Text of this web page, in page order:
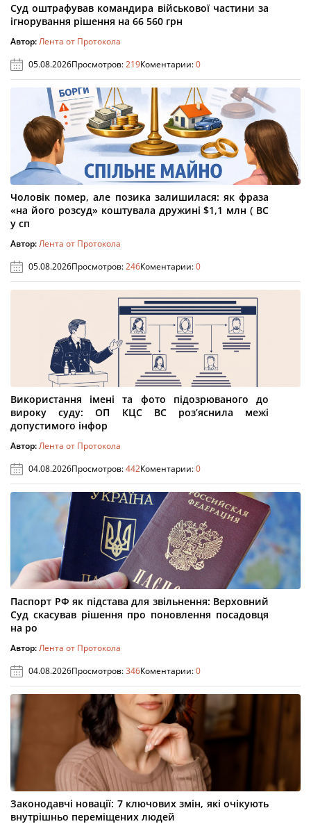
Суд оштрафував командира військової частини за
ігнорування рішення на 66 560 грн
Автор:Лента от Протокола
05.08.2026Просмотров:219Коментарии:0
Чоловік помер, але позика залишилася: як фраза
«на його розсуд» коштувала дружині $1,1 млн ( ВС
у сп
Автор:Лента от Протокола
05.08.2026Просмотров:246Коментарии:0
Використання імені та фото підозрюваного до
вироку суду: ОП КЦС ВС роз’яснила межі
допустимого інфор
Автор:Лента от Протокола
04.08.2026Просмотров:442Коментарии:0
Паспорт РФ як підстава для звільнення: Верховний
Суд скасував рішення про поновлення посадовця
на ро
Автор:Лента от Протокола
04.08.2026Просмотров:346Коментарии:0
Законодавчі новації: 7 ключових змін, які очікують
внутрішньо переміщених людей